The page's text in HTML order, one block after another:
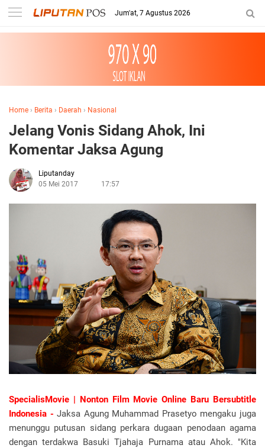
Jum'at, 7 Agustus 2026
Home › Berita › Daerah › Nasional
Jelang Vonis Sidang Ahok, Ini
Komentar Jaksa Agung
Liputanday
05 Mei 2017
17:57
SpecialisMovie | Nonton Film Movie Online Baru Bersubtitle
Indonesia -Jaksa Agung Muhammad Prasetyo mengaku juga
menunggu putusan sidang perkara dugaan penodaan agama
dengan terdakwa Basuki Tjahaja Purnama atau Ahok. "Kita